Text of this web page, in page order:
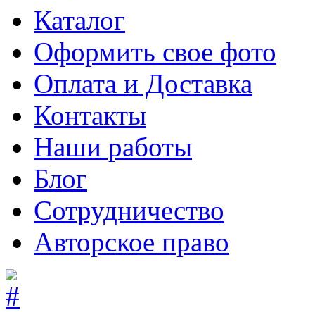
Каталог
Оформить свое фото
Оплата и Доставка
Контакты
Наши работы
Блог
Сотрудничество
Авторское право